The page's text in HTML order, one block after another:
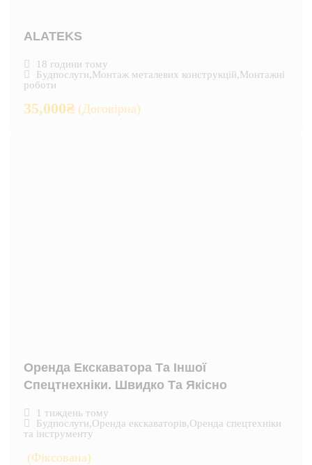
ALATEKS
18 години тому
Будпослуги,Монтаж металевих конструкцій,Монтажні
роботи
35,000₴ (Договірна)
Оренда Екскаватора Та Іншої
Спецтнехніки. Швидко Та Якісно
1 тиждень тому
Будпослуги,Оренда екскаваторів,Оренда спецтехніки
та інструменту
(Фіксована)